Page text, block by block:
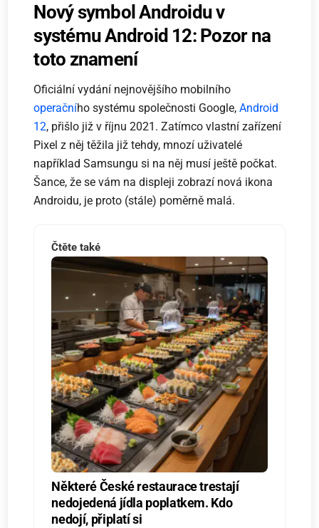
Nový symbol Androidu v
systému Android 12: Pozor na
toto znamení
Oficiální vydání nejnovějšího mobilního
operačního systému společnosti Google,Android
12, přišlo již v říjnu 2021. Zatímco vlastní zařízení
Pixel z něj těžila již tehdy, mnozí uživatelé
například Samsungu si na něj musí ještě počkat.
Šance, že se vám na displeji zobrazí nová ikona
Androidu, je proto (stále) poměrně malá.
Čtěte také
Některé České restaurace trestají
nedojedená jídla poplatkem. Kdo
nedojí, připlatí si